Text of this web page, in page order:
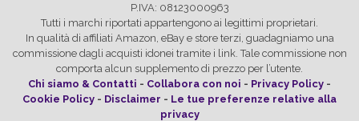
P.IVA: 08123000963
Tutti i marchi riportati appartengono ai legittimi proprietari.
In qualità di affiliati Amazon, eBay e store terzi, guadagniamo una
commissione dagli acquisti idonei tramite i link. Tale commissione non
comporta alcun supplemento di prezzo per l’utente.
Chi siamo & Contatti - Collabora con noi - Privacy Policy -
Cookie Policy - Disclaimer - Le tue preferenze relative alla
privacy